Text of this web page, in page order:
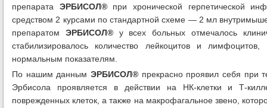
препарата ЭРБИСОЛ®при хронической герпетической
средством 2 курсами по стандартной схеме — 2 мл
препаратом ЭРБИСОЛ®у всех больных отмечалось
стабилизировалось количество лейкоцитов и
нормальным показателям.
По нашим данным ЭРБИСОЛ® прекрасно проявил себя при
Эрбисола проявляется в действии на НК-клетки и Т-
поврежденных клеток, а также на макрофагальное звено,